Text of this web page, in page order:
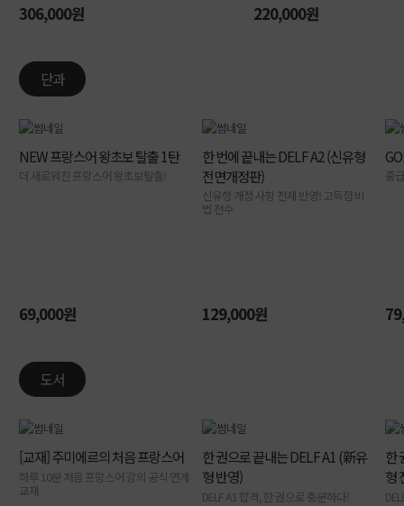
306,000원 220,000원
단과
NEW 프랑스어 왕초보 탈출 1탄
더 새로워진 프랑스어 왕초보탈출!
69,000원
한 번에 끝내는 DELF A2 (신유형
전면개정판)
신유형 개정 사항 전체 반영! 고득점 비
법 전수
129,000원
중
도서
[교재] 주미에르의 처음 프랑스어
하루 10분 처음 프랑스어 강의 공식 연계
교재
한 권으로 끝내는 DELF A1 (新유
형 반영)
DELF A1 합격, 한 권으로 충분하다!
한
형
전강좌 무료로 수강하기 >
무료 레벨테스트로